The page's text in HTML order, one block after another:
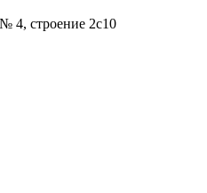
4, строение 2с10